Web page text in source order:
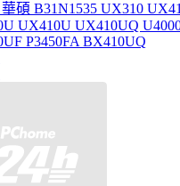
碩 B31N1535 UX310
UX410U UX410UQ
P3450FA BX410UQ